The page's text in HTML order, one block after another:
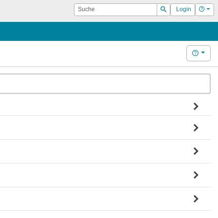
Suche
Suchen
Login Hilfe
Hilfe